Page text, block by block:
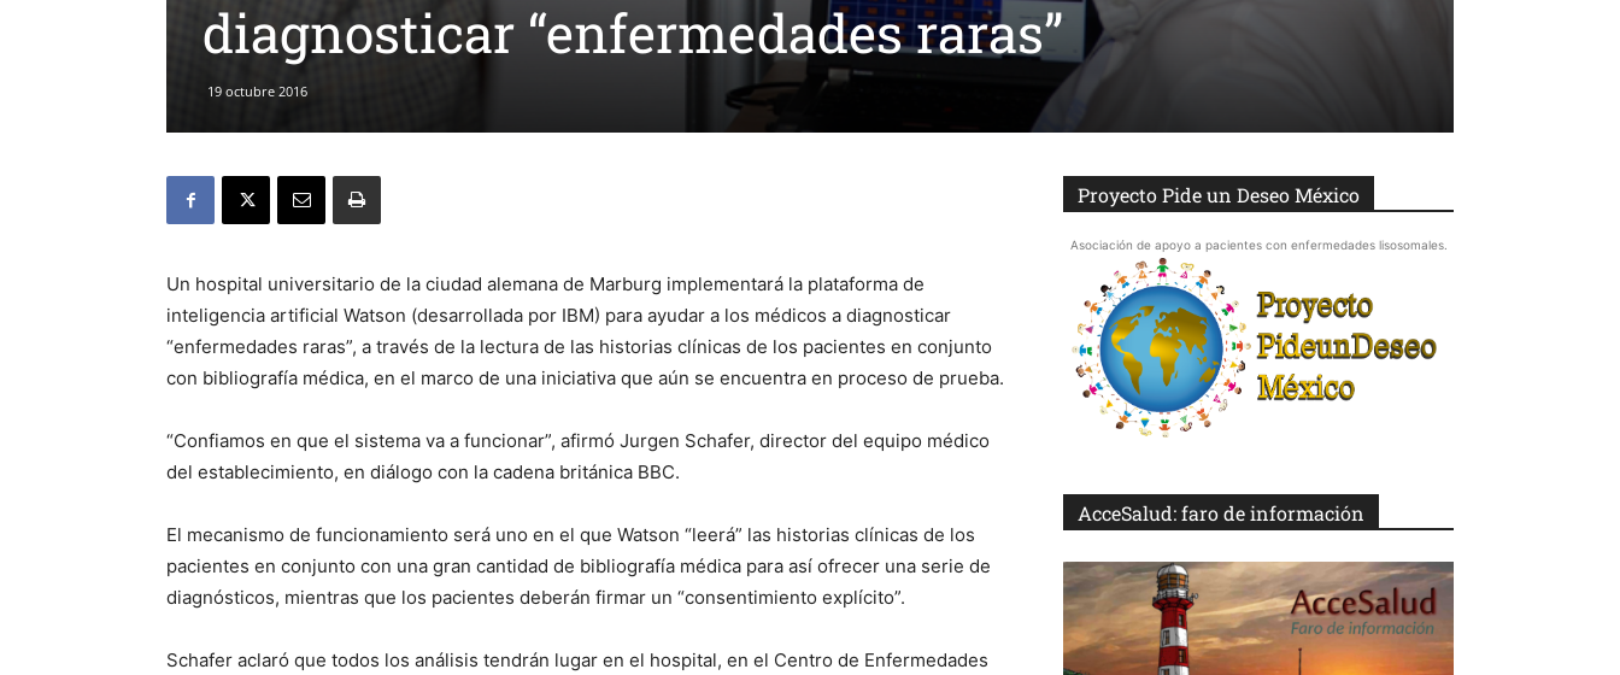
diagnosticar “enfermedades raras”
19 octubre 2016
Un hospital universitario de la ciudad alemana de Marburg implementará la plataforma de
inteligencia artificial Watson (desarrollada por IBM) para ayudar a los médicos a diagnosticar
“enfermedades raras”, a través de la lectura de las historias clínicas de los pacientes en conjunto
con bibliografía médica, en el marco de una iniciativa que aún se encuentra en proceso de prueba.
“Confiamos en que el sistema va a funcionar”, afirmó Jurgen Schafer, director del equipo médico
del establecimiento, en diálogo con la cadena británica BBC.
El mecanismo de funcionamiento será uno en el que Watson “leerá” las historias clínicas de los
pacientes en conjunto con una gran cantidad de bibliografía médica para así ofrecer una serie de
diagnósticos, mientras que los pacientes deberán firmar un “consentimiento explícito”.
Schafer aclaró que todos los análisis tendrán lugar en el hospital, en el Centro de Enfermedades
Proyecto Pide un Deseo México
Asociación de apoyo a pacientes con enfermedades lisosomales.
AcceSalud: faro de información